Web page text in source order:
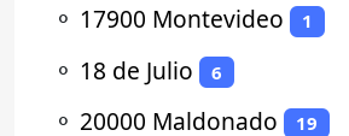
⚬ 17900 Montevideo 1
⚬ 18 de Julio 6
⚬ 20000 Maldonado 19